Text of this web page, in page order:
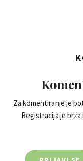
Za komentiranje je
Registracija je